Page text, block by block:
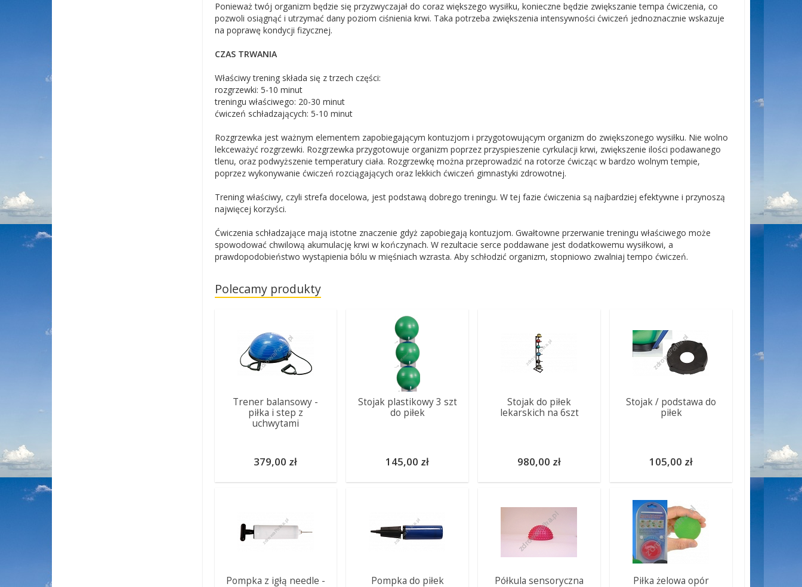
Ponieważ twój organizm będzie się przyzwyczajał do coraz większego wysiłku, konieczne będzie zwiększanie tempa ćwiczenia, co
pozwoli osiągnąć i utrzymać dany poziom ciśnienia krwi. Taka potrzeba zwiększenia intensywności ćwiczeń jednoznacznie wskazuje
na poprawę kondycji fizycznej.
CZAS TRWANIA
Właściwy trening składa się z trzech części:
rozgrzewki: 5-10 minut
treningu właściwego: 20-30 minut
ćwiczeń schładzających: 5-10 minut
Rozgrzewka jest ważnym elementem zapobiegającym kontuzjom i przygotowującym organizm do zwiększonego wysiłku. Nie wolno
lekceważyć rozgrzewki. Rozgrzewka przygotowuje organizm poprzez przyspieszenie cyrkulacji krwi, zwiększenie ilości podawanego
tlenu, oraz podwyższenie temperatury ciała. Rozgrzewkę można przeprowadzić na rotorze ćwicząc w bardzo wolnym tempie,
poprzez wykonywanie ćwiczeń rozciągających oraz lekkich ćwiczeń gimnastyki zdrowotnej.
Trening właściwy, czyli strefa docelowa, jest podstawą dobrego treningu. W tej fazie ćwiczenia są najbardziej efektywne i przynoszą
najwięcej korzyści.
Ćwiczenia schładzające mają istotne znaczenie gdyż zapobiegają kontuzjom. Gwałtowne przerwanie treningu właściwego może
spowodować chwilową akumulację krwi w kończynach. W rezultacie serce poddawane jest dodatkowemu wysiłkowi, a
prawdopodobieństwo wystąpienia bólu w mięśniach wzrasta. Aby schłodzić organizm, stopniowo zwalniaj tempo ćwiczeń.
Polecamy produkty
Trener balansowy -
piłka i step z
uchwytami
379,00 zł
Stojak plastikowy 3 szt
do piłek
145,00 zł
Stojak do piłek
lekarskich na 6szt
980,00 zł
Stojak / podstawa do
piłek
105,00 zł
Pompka z igłą needle -
Pompka do piłek
Półkula sensoryczna
Piłka żelowa opór